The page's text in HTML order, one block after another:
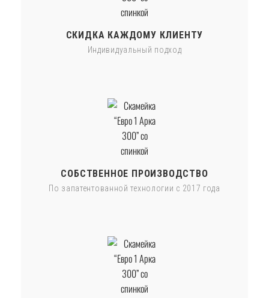
СКИДКА КАЖДОМУ КЛИЕНТУ
Индивидуальный подход
СОБСТВЕННОЕ ПРОИЗВОДСТВО
По запатентованной технологии с 2017 года